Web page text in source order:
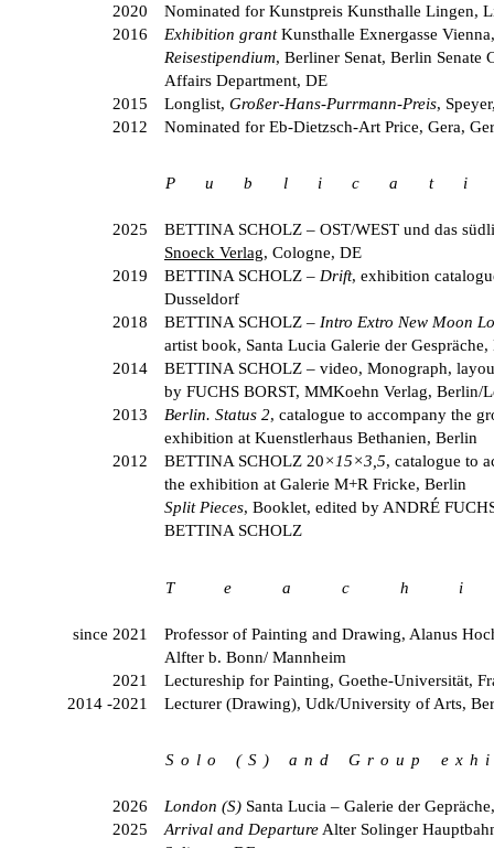
2020
Nominated for Kunstpreis Kunsthalle Lingen,
2016
Exhibition grantKunsthalle Exnergasse
Reisestipendium, Berliner Senat, Berlin Senate
Affairs Department, DE
2015
Longlist, Großer-Hans-Purrmann-Preis,
2012
Nominated for Eb-Dietzsch-Art Price, Gera,
P u b l i c a t i
2025 BETTINA SCHOLZ – OST/WEST und das
Snoeck Verlag, Cologne, DE
2019
BETTINA SCHOLZ – Drift, exhibition
Dusseldorf
2018
BETTINA SCHOLZ – Intro Extro New Moon
artist book, Santa Lucia Galerie der
2014
BETTINA SCHOLZ – video, Monograph,
by FUCHS BORST, MMKoehn Verlag, Berlin/
2013
Berlin. Status 2, catalogue to accompany the
exhibition at Kuenstlerhaus Bethanien, Berlin
2012
BETTINA SCHOLZ 20× 15×3,5, catalogue to
the exhibition at Galerie M+R Fricke, Berlin
Split Pieces, Booklet, edited by ANDRÉ
BETTINA SCHOLZ
T e a c h i
since 2021
Professor of Painting and Drawing, Alanus
Alfter b. Bonn/ Mannheim
2021
Lectureship for Painting, Goethe-Universität,
2014 -2021
Lecturer (Drawing), Udk/University of Arts,
S o l o ( S ) a n d G r o u p e x h i
2026 London (S) Santa Lucia – Galerie der
2025
Arrival and Departure Alter Solinger